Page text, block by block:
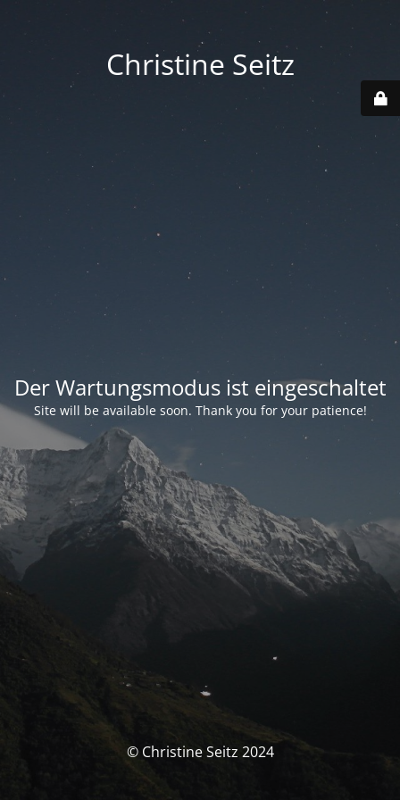
Christine Seitz
Der Wartungsmodus ist eingeschaltet
Site will be available soon. Thank you for your patience!
© Christine Seitz 2024